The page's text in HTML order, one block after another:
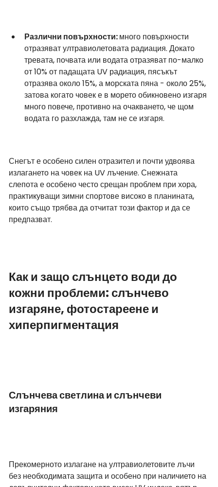
Различни повърхности: много повърхности
отразяват ултравиолетовата радиация. Докато
тревата, почвата или водата отразяват по-малко
от 10% от падащата UV радиация, пясъкът
отразява около 15%, а морската пяна - около 25%,
затова когато човек е в морето обикновено изгаря
много повече, противно на очакването, че щом
водата го разхлажда, там не се изгаря.
Снегът е особено силен отразител и почти удвоява
излагането на човек на UV лъчение. Снежната
слепота е особено често срещан проблем при хора,
практикуващи зимни спортове високо в планината,
които също трябва да отчитат този фактор и да се
предпазват.
Как и защо слънцето води до
кожни проблеми: слънчево
изгаряне, фотостареене и
хиперпигментация
Слънчева светлина и слънчеви
изгаряния
Прекомерното излагане на ултравиолетовите лъчи
без необходимата защита и особено при наличието на